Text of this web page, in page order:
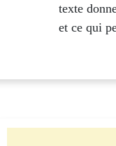
texte
et ce qui